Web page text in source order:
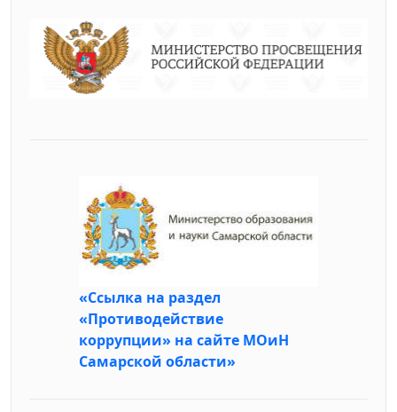
«Ссылка на раздел
«Противодействие
коррупции» на сайте МОиН
Самарской области»